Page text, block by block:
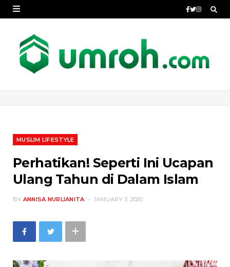
MUSLIM LIFESTYLE
Perhatikan! Seperti Ini Ucapan
Ulang Tahun di Dalam Islam
BY ANNISA NURLIANITA JANUARY 3, 2020